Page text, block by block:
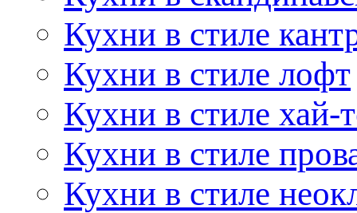
Кухни в стиле
Кухни в стиле лофт
Кухни в стиле хай-
Кухни в стиле
Кухни в стиле